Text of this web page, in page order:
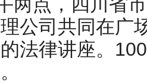
公司共同在广
法律讲座。